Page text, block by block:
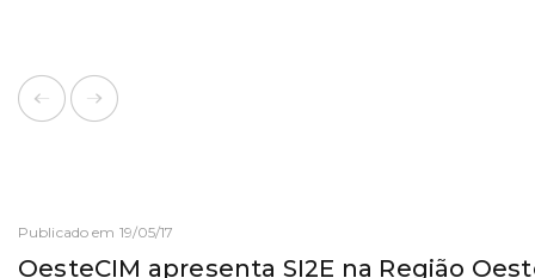
Publicado em 19/05/17
OesteCIM apresenta SI2E na Região